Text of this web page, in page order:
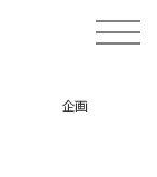
toggle
企画